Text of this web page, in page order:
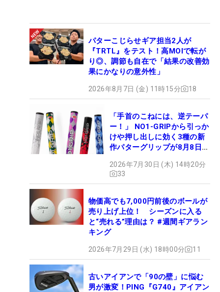
パターこじらせギア担当2人が
『TRTL』をテスト！高MOIで転が
り◎、調節も自在で「結果の改善効
果にかなりの意外性」
2026年8月7日 (金) 11時15分 18
「手首のこねには、逆テーパ
ー！」 NO1-GRIPから引っか
けや押し出しに効く3種の新
作パターグリップが8月8日デ
2026年7月30日 (木) 14時20分
33
物価高でも7,000円前後のボールが
売り上げ上位！ シーズンに入る
と“売れる”理由は？ #週間ギアラン
キング
2026年7月29日 (水) 18時00分 11
古いアイアンで「90の壁」に悩む
男が激変！PING『G740』アイアン